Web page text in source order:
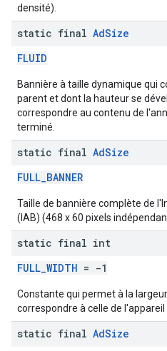
densité).
static final AdSize
FLUID
Bannière à taille dynamique qui
parent et dont la hauteur se
correspondre au contenu de
terminé.
static final AdSize
FULL_BANNER
Taille de bannière complète de
(IAB) (468 x 60 pixels
static final int
FULL_WIDTH = -1
Constante qui permet à la
correspondre à celle de
static final AdSize